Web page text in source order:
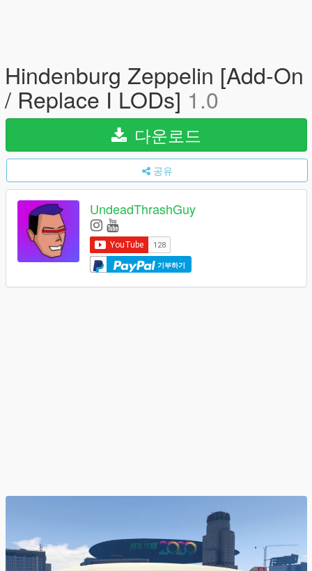
Hindenburg Zeppelin [Add-On
/ Replace I LODs] 1.0
다운로드
공유
UndeadThrashGuy
기부하기